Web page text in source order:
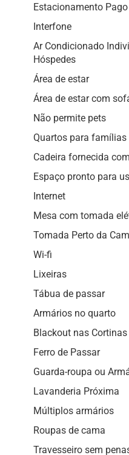
Estacionamento Pago
Interfone
Ar Condicionado
Hóspedes
Área de estar
Área de estar com
Não permite pets
Quartos para famílias
Cadeira fornecida
Espaço pronto para
Internet
Mesa com tomada
Tomada Perto da
Wi-fi
Lixeiras
Tábua de passar
Armários no quarto
Blackout nas Cortinas
Ferro de Passar
Guarda-roupa ou
Lavanderia Próxima
Múltiplos armários
Roupas de cama
Travesseiro sem